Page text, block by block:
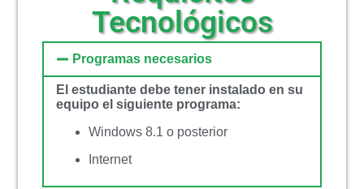
Tecnológicos
Programas necesarios
El estudiante debe tener instalado en su
equipo el siguiente programa:
Windows 8.1 o posterior
Internet